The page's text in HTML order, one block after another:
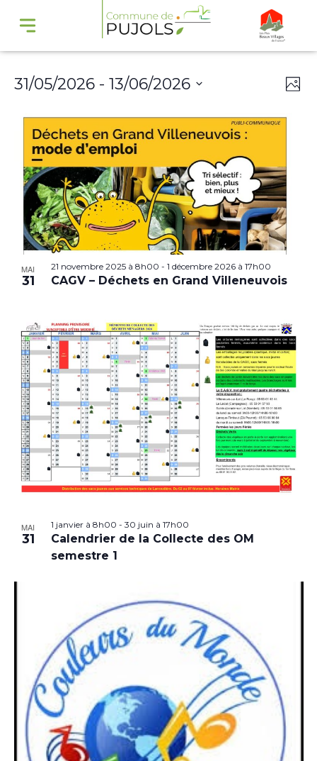
31/05/2026 - 13/06/2026
date.
MAI
31
21 novembre 2025 à 8h00 - 1 décembre 2026 à 17h00
CAGV – Déchets en Grand Villeneuvois
MAI
31
1 janvier à 8h00 - 30 juin à 17h00
Calendrier de la Collecte des OM
semestre 1